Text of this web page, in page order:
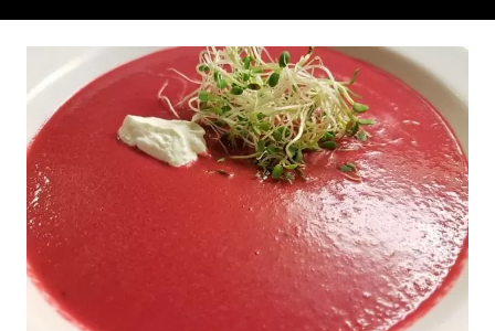
Pääruoat
Lisukkeet
Jälkiruoat
Kaikki reseptit